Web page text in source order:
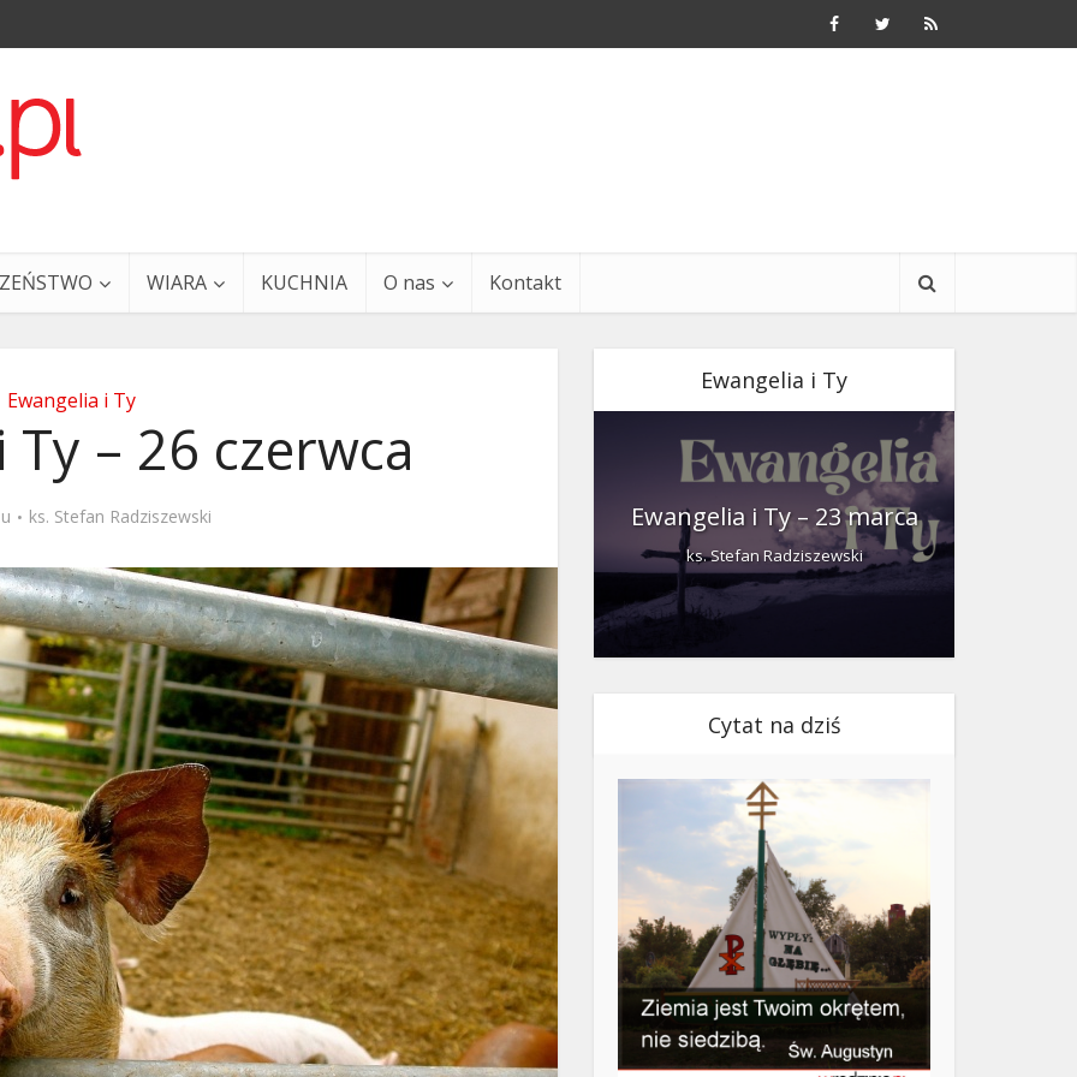
WIARA KUCHNIA O nas Kontakt
Ewangelia i Ty
– 26 czerwca
ks. Stefan Radziszewski
Ewangelia i Ty
i Ty – 29 grudnia Ewangelia i Ty – 23 marca
ks. Stefan Radziszewski
Cytat na dziś